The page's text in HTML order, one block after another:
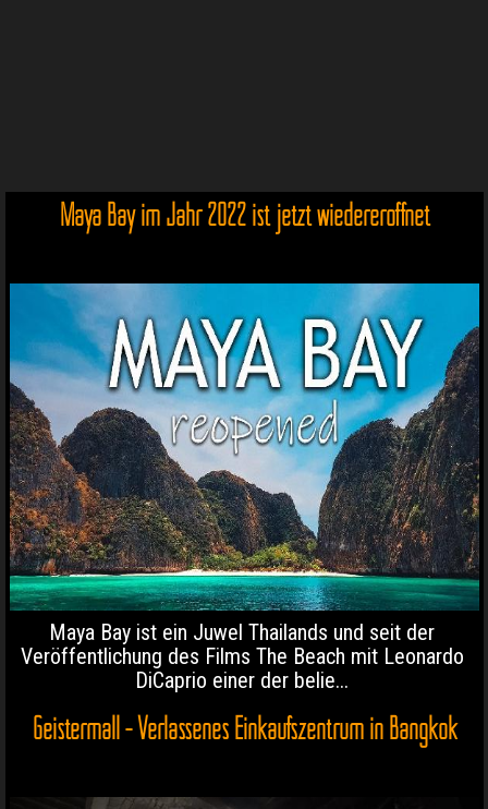
Maya Bay im Jahr 2022 ist jetzt wiedereröffnet
Maya Bay ist ein Juwel Thailands und seit der
Veröffentlichung des Films The Beach mit Leonardo
DiCaprio einer der belie...
Geistermall - Verlassenes Einkaufszentrum in Bangkok